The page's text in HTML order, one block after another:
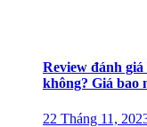
Review đánh giá
không? Giá bao
22 Tháng 11,